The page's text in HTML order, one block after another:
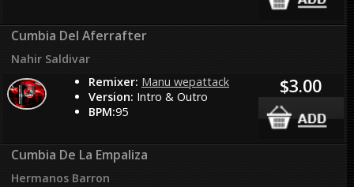
Cumbia Del Aferrafter
Nahir Saldivar
Remixer: Manu wepattack
Version: Intro & Outro
BPM:95
$3.00
Cumbia De La Empaliza
Hermanos Barron